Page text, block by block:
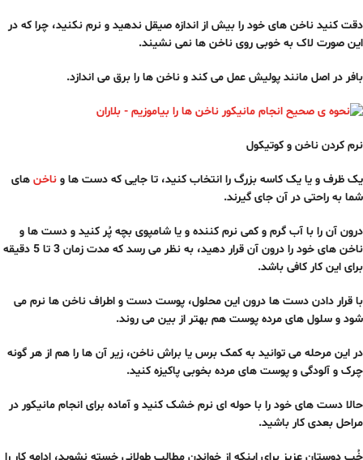
دقت کنید ناخن های خود را بیش از اندازه صیقل ندهید و نرم نکنید، چرا که در
این صورت لاک به خوبی روی ناخن ها نمی نشیند.
بافر در اصل مانند پولیش عمل می کند و ناخن ها را برق می اندازد.
نرم کردن ناخن و کوتیکول
یک ظرف و یا یک کاسه بزرگ را انتخاب کنید، تا جایی که دست ها و ناخن های
شما به راحتی در آن جای گیرند.
درون آن را با آب گرم و کمی نرم کننده و یا شامپوی بچه پُر کنید و دست ها و
ناخن های خود را درون آن قرار دهید، به نظر می رسد که مدت زمان 3 تا 5 دقیقه
برای این کار کافی باشد.
با قرار دادن دست ها درون این محلول، پوست دست و اطراف ناخن ها نرم می
شود و سلول های مرده پوست هم بهتر از بین می روند.
در این مرحله می توانید به کمک برس یا براش ناخن، زیر آن ها را هم از هر گونه
چرک و آلودگی و پوست های مرده بخوبی پاکیزه کنید.
حالا دست های خود را با حوله ای نرم خشک کنید و آماده برای انجام مانیکور در
مراحل بعدی کار باشید.